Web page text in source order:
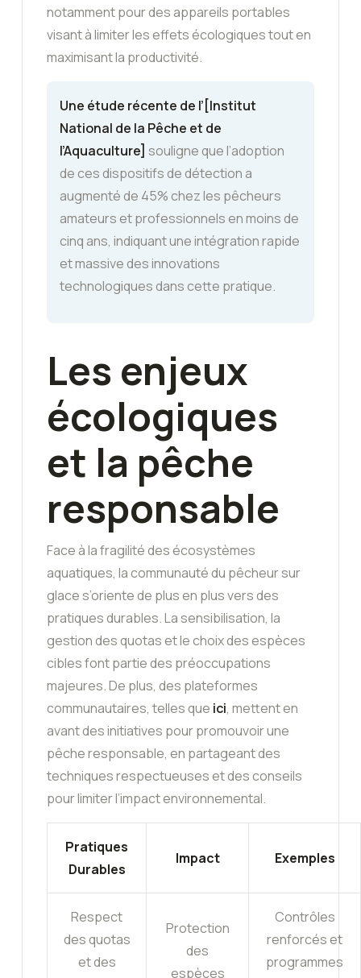
notamment pour des appareils portables
visant à limiter les effets écologiques tout en
maximisant la productivité.
Une étude récente de l’[Institut
National de la Pêche et de
l’Aquaculture] souligne que l’adoption
de ces dispositifs de détection a
augmenté de 45% chez les pêcheurs
amateurs et professionnels en moins de
cinq ans, indiquant une intégration rapide
et massive des innovations
technologiques dans cette pratique.
Les enjeux
écologiques
et la pêche
responsable
Face à la fragilité des écosystèmes
aquatiques, la communauté du pêcheur sur
glace s’oriente de plus en plus vers des
pratiques durables. La sensibilisation, la
gestion des quotas et le choix des espèces
cibles font partie des préoccupations
majeures. De plus, des plateformes
communautaires, telles que ici, mettent en
avant des initiatives pour promouvoir une
pêche responsable, en partageant des
techniques respectueuses et des conseils
pour limiter l’impact environnemental.
Pratiques
Durables
Impact Exemples
Respect
des quotas
et des
Protection
des
espèces
Contrôles
renforcés et
programmes